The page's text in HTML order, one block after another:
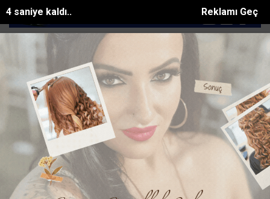
Reklamı Geç
3 saniye kaldı..
SON DAKİKA:
sac devri... Kahramanmaraşta kayıp çocuk sulama kanalında...
Ana Sayfa Yazarlar Süleyman GÖKSU
SÜLEYMAN GÖKSU
suleymangoksu@gmail.com